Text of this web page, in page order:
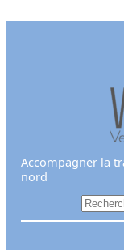
Accompagner la
nord
e